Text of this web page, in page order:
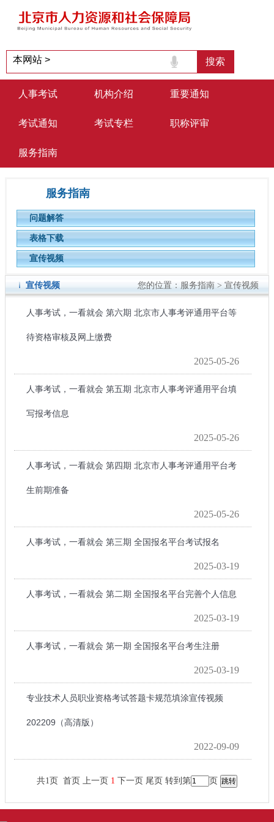
人事考试 机构介绍 重要通知
考试通知 考试专栏 职称评审
服务指南
服务指南
问题解答
表格下载
宣传视频
宣传视频 您的位置：服务指南>宣传视频
人事考试，一看就会 第六期 北京市人事考评通用平台等
待资格审核及网上缴费
2025-05-26
人事考试，一看就会 第五期 北京市人事考评通用平台填
写报考信息
2025-05-26
人事考试，一看就会 第四期 北京市人事考评通用平台考
生前期准备
2025-05-26
人事考试，一看就会 第三期 全国报名平台考试报名
2025-03-19
人事考试，一看就会 第二期 全国报名平台完善个人信息
2025-03-19
人事考试，一看就会 第一期 全国报名平台考生注册
2025-03-19
专业技术人员职业资格考试答题卡规范填涂宣传视频
202209（高清版）
2022-09-09
共1页 首页 上一页 1 下一页 尾页 转到第 页